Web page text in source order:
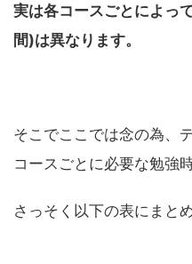
実は各コースごとによっ
間)は異なります。
そこでここでは念の為、
コースごとに必要な勉強
さっそく以下の表にまと